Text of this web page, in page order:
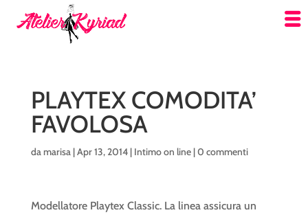
PLAYTEX COMODITA’
FAVOLOSA
damarisa|Apr 13, 2014| Intimo on line|0 commenti
Modellatore Playtex Classic. La linea assicura un